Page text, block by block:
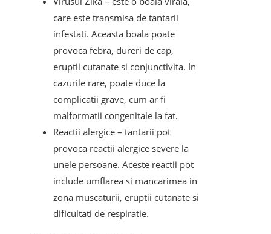
care este transmisa de tantarii
infestati. Aceasta boala poate
provoca febra, dureri de cap,
eruptii cutanate si conjunctivita. In
cazurile rare, poate duce la
complicatii grave, cum ar fi
malformatii congenitale la fat.
Reactii alergice – tantarii pot
provoca reactii alergice severe la
unele persoane. Aceste reactii pot
include umflarea si mancarimea in
zona muscaturii, eruptii cutanate si
dificultati de respiratie.